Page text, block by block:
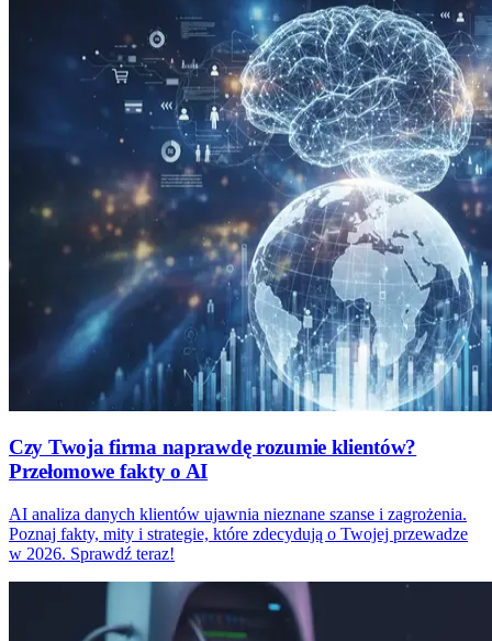
Czy Twoja firma naprawdę rozumie klientów?
Przełomowe fakty o AI
AI analiza danych klientów ujawnia nieznane szanse i zagrożenia.
Poznaj fakty, mity i strategie, które zdecydują o Twojej przewadze
w 2026. Sprawdź teraz!